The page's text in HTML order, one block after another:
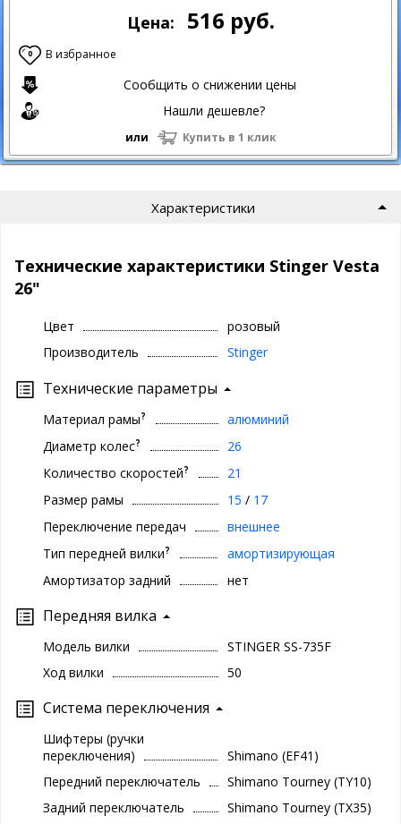
Цена: 516 руб.
0 В избранное
Сообщить о снижении цены
Нашли дешевле?
или Купить в 1 клик
Характеристики
Технические характеристики Stinger Vesta
26"
Цвет
розовый
Производитель
Stinger
Технические параметры
Материал рамы?
алюминий
Диаметр колес?
26
Количество скоростей?
21
Размер рамы
15 / 17
Переключение передач
внешнее
Тип передней вилки?
амортизирующая
Амортизатор задний
нет
Передняя вилка
Модель вилки
STINGER SS-735F
Ход вилки
50
Система переключения
Шифтеры (ручки
переключения)
Shimano (EF41)
Передний переключатель
Shimano Tourney (TY10)
Задний переключатель
Shimano Tourney (TX35)